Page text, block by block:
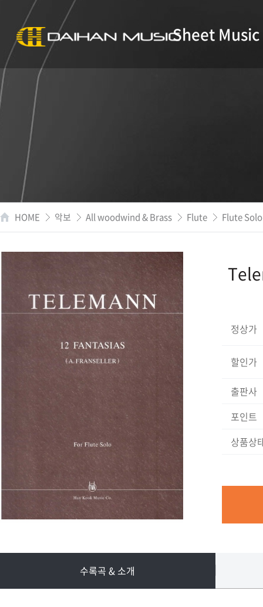
Sheet Music
HOME 악보 All woodwind & Brass Flute Flute Solo
정상가
할인가
출판사
포인트
상품상
수록곡 & 소개